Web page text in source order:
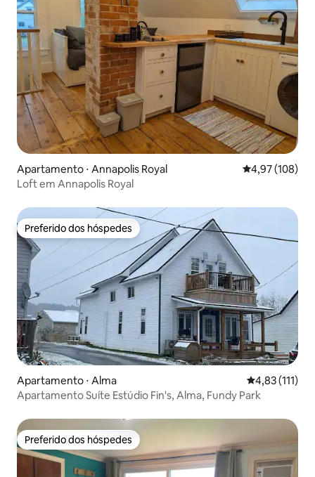
Apartamento ⋅ Annapolis Royal 4,97 de uma
4,97 (108)
Loft em Annapolis Royal
Preferido dos hóspedes
Preferido dos hóspedes
Apartamento ⋅ Alma 4,83 de uma
4,83 (111)
Apartamento Suíte Estúdio Fin's, Alma, Fundy Park
Preferido dos hóspedes
Preferido dos hóspedes